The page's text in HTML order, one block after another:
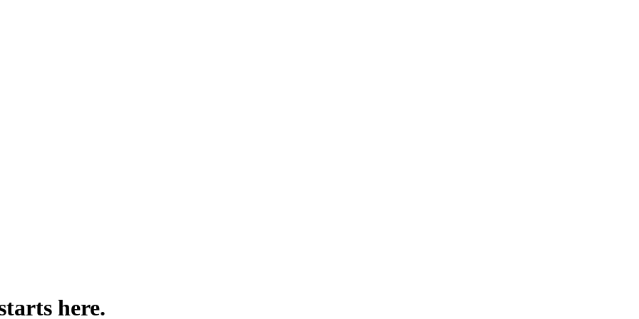
here.